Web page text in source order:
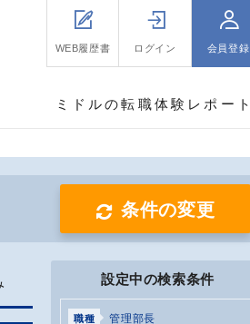
WEB履歴書 ログイン 会員登録
ミドルの転職体験レポート
条件の変更
設定中の検索条件
職種 管理部長